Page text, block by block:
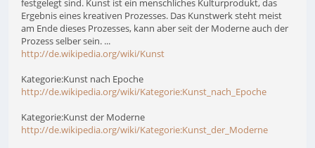
festgelegt sind. Kunst ist ein menschliches Kulturprodukt, das
Ergebnis eines kreativen Prozesses. Das Kunstwerk steht meist
am Ende dieses Prozesses, kann aber seit der Moderne auch der
Prozess selber sein. ...
http://de.wikipedia.org/wiki/Kunst
Kategorie:Kunst nach Epoche
http://de.wikipedia.org/wiki/Kategorie:Kunst_nach_Epoche
Kategorie:Kunst der Moderne
http://de.wikipedia.org/wiki/Kategorie:Kunst_der_Moderne